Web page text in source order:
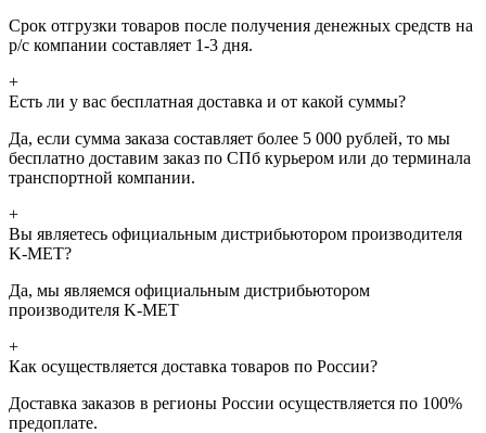
Срок отгрузки товаров после получения денежных средств на
р/с компании составляет 1-3 дня.
+
Есть ли у вас бесплатная доставка и от какой суммы?
Да, если сумма заказа составляет более 5 000 рублей, то мы
бесплатно доставим заказ по СПб курьером или до терминала
транспортной компании.
+
Вы являетесь официальным дистрибьютором производителя
K-MET?
Да, мы являемся официальным дистрибьютором
производителя K-MET
+
Как осуществляется доставка товаров по России?
Доставка заказов в регионы России осуществляется по 100%
предоплате.